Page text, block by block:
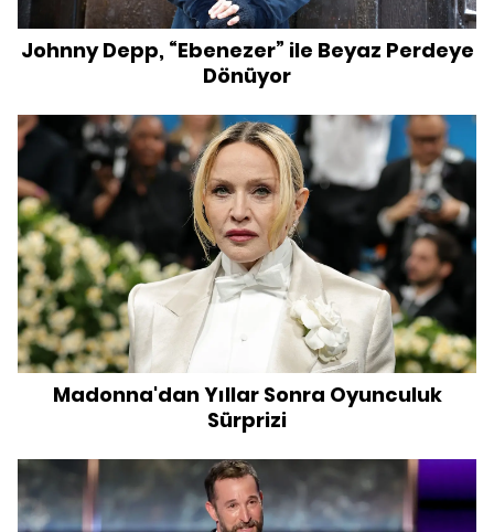
Johnny Depp, “Ebenezer” ile Beyaz Perdeye
Dönüyor
Madonna'dan Yıllar Sonra Oyunculuk
Sürprizi